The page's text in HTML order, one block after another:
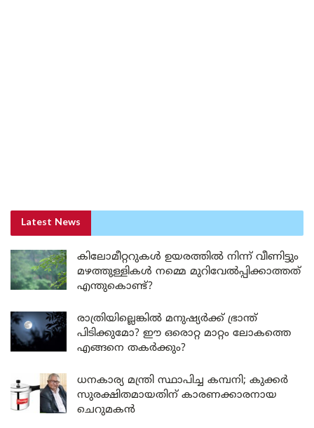
Latest News
കിലോമീറ്ററുകൾ ഉയരത്തിൽ നിന്ന് വീണിട്ടും
മഴത്തുള്ളികൾ നമ്മെ മുറിവേൽപ്പിക്കാത്തത്
എന്തുകൊണ്ട്?
രാത്രിയില്ലെങ്കിൽ മനുഷ്യർക്ക് ഭ്രാന്ത്
പിടിക്കുമോ? ഈ ഒരൊറ്റ മാറ്റം ലോകത്തെ
എങ്ങനെ തകർക്കും?
ധനകാര്യ മന്ത്രി സ്ഥാപിച്ച കമ്പനി; കുക്കർ
സുരക്ഷിതമായതിന് കാരണക്കാരനായ
ചെറുമകൻ